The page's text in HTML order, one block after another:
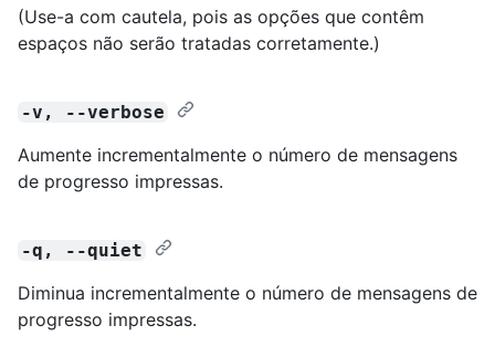
(Use-a com cautela, pois as opções que contêm
espaços não serão tratadas corretamente.)
-v, --verbose
Aumente incrementalmente o número de mensagens
de progresso impressas.
-q, --quiet
Diminua incrementalmente o número de mensagens de
progresso impressas.